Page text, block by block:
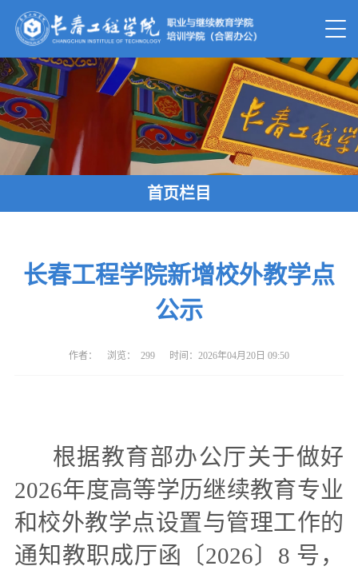
首页栏目
长春工程学院新增校外教学点
公示
作者： 浏览： 299 时间：2026年04月20日 09:50
根据教育部办公厅关于做好
2026年度高等学历继续教育专业
和校外教学点设置与管理工作的
通知教职成厅函〔2026〕8 号 ，